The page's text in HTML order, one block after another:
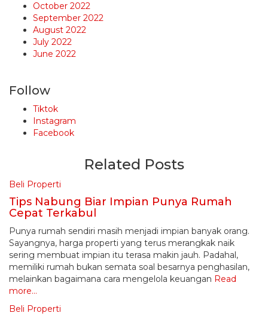
October 2022
September 2022
August 2022
July 2022
June 2022
Follow
Tiktok
Instagram
Facebook
Related Posts
Beli Properti
Tips Nabung Biar Impian Punya Rumah
Cepat Terkabul
Punya rumah sendiri masih menjadi impian banyak orang.
Sayangnya, harga properti yang terus merangkak naik
sering membuat impian itu terasa makin jauh. Padahal,
memiliki rumah bukan semata soal besarnya penghasilan,
melainkan bagaimana cara mengelola keuangan Read
more…
Beli Properti